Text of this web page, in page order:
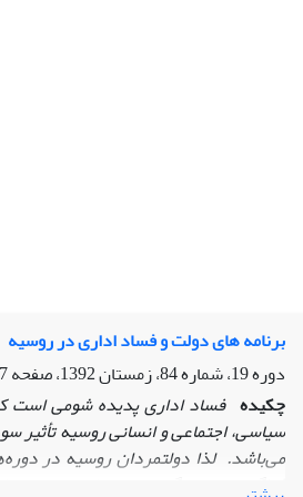
برنامه های دولت و فساد اداری در روسیه
دوره 19، شماره 84، زمستان 1392، صفحه
چکیده فساد اداریپدیده شومی است
سیاسی، اجتماعی و انسانی روسیه
میباشد. لذا دولتمردان روسیه در دوره
فراگیری، پیچیدگی، تنوع و ماهیت